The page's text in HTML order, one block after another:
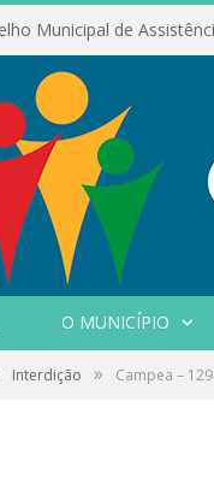
O MUNICÍPIO
Interdição » Campea – 129